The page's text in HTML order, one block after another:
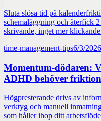
Sluta slösa tid på
schemaläggning och återfick
skrivande, inget mer
time-management-tips6/3/2026
Momentum-dödaren:
ADHD behöver
Högpresterande drivs av
verktyg och manuell
som håller ihop ditt